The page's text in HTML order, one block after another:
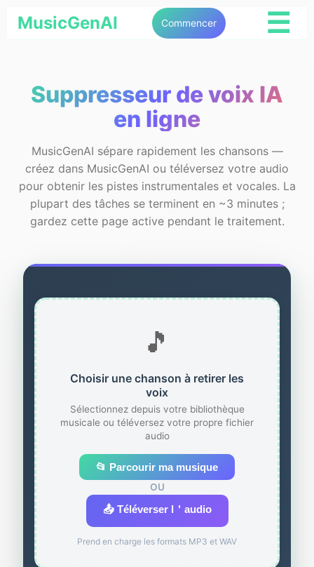
MusicGenAI Commencer ☰
Suppresseur de voix IA
en ligne
MusicGenAI sépare rapidement les chansons —
créez dans MusicGenAI ou téléversez votre audio
pour obtenir les pistes instrumentales et vocales. La
plupart des tâches se terminent en ~3 minutes ;
gardez cette page active pendant le traitement.
🎵
Choisir une chanson à retirer les
voix
Sélectionnez depuis votre bibliothèque
musicale ou téléversez votre propre fichier
audio
📂 Parcourir ma musique
OU
📤 Téléverser l＇audio
Prend en charge les formats MP3 et WAV